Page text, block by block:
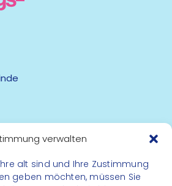
verwalten
alt sind und Ihre Zustimmung
geben möchten, müssen Sie